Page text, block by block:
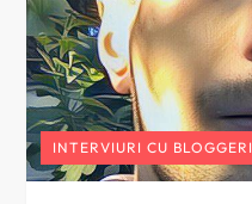
INTERVIURI CU BLOGGERI